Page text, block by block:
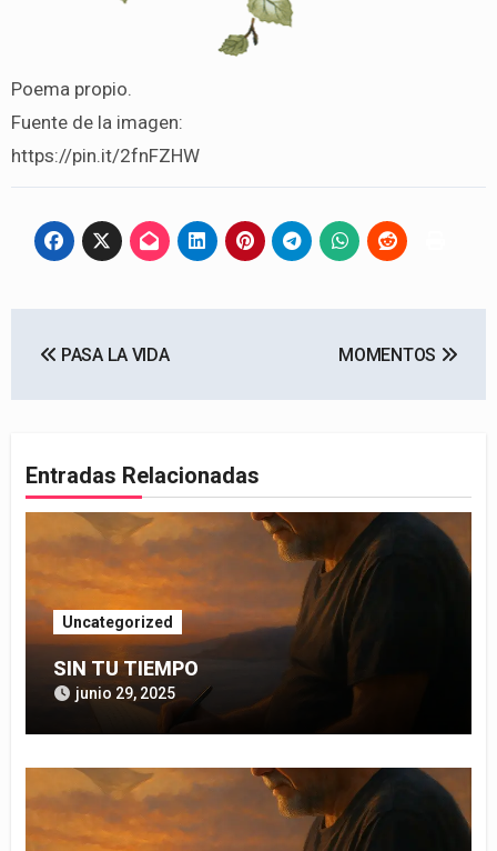
Poema propio.
Fuente de la imagen:
https://pin.it/2fnFZHW
de
PASA LA VIDA MOMENTOS
Entradas Relacionadas
Uncategorized
SIN TU TIEMPO
junio 29, 2025